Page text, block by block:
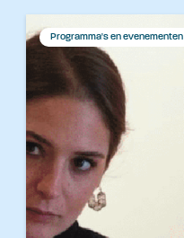
Programma's en evenementen